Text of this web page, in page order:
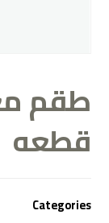
قطعه
Categories